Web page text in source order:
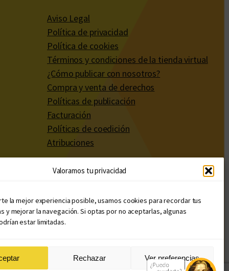
Valoramos tu privacidad
la mejor experiencia posible, usamos cookies para recordar tus
y mejorar la navegación. Si optas por no aceptarlas, algunas
estar limitadas.
Rechazar Ver preferencias
Aviso Legal
Política de privacidad
Política de cookies
Términos y condiciones de la tienda virtual
¿Cómo publicar con nosotros?
Compra y venta de derechos
Políticas de publicación
Facturación
Políticas de coedición
Atribuciones